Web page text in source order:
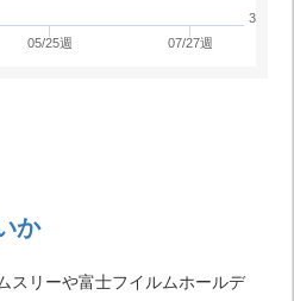
05/25週 07/27週
3
か
スリーや富士フイルムホールデ